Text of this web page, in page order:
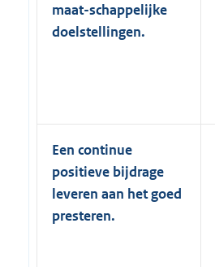
maat-schappelijke
doelstellingen.
Een continue
positieve bijdrage
leveren aan het goed
presteren.